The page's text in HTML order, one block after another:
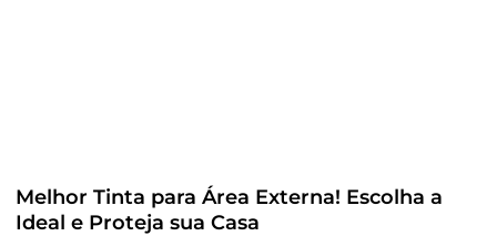
Melhor Tinta para Área Externa! Escolha a
Ideal e Proteja sua Casa